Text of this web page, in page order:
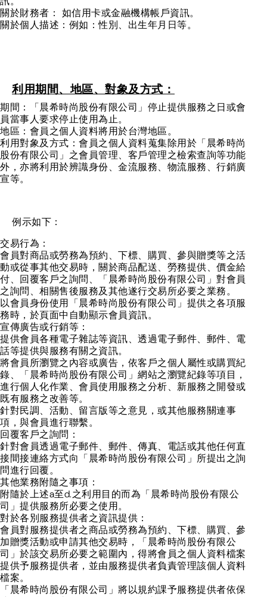
關於財務者： 如信用卡或金融機構帳戶資訊。
關於個人描述：例如：性別、出生年月日等。
利用期間、地區、對象及方式：
期間：「晨希時尚股份有限公司」停止提供服務之日或會
員當事人要求停止使用為止。
地區：會員之個人資料將用於台灣地區。
利用對象及方式：會員之個人資料蒐集除用於「晨希時尚
股份有限公司」之會員管理、客戶管理之檢索查詢等功能
外，亦將利用於辨識身份、金流服務、物流服務、行銷廣
宣等。
例示如下：
交易行為：
會員對商品或勞務為預約、下標、購買、參與贈獎等之活
動或從事其他交易時，關於商品配送、勞務提供、價金給
付、回覆客戶之詢問、「晨希時尚股份有限公司」對會員
之詢問、相關售後服務及其他遂行交易所必要之業務。
以會員身份使用「晨希時尚股份有限公司」提供之各項服
務時，於頁面中自動顯示會員資訊。
宣傳廣告或行銷等：
提供會員各種電子雜誌等資訊、透過電子郵件、郵件、電
話等提供與服務有關之資訊。
將會員所瀏覽之內容或廣告，依客戶之個人屬性或購買紀
錄、「晨希時尚股份有限公司」網站之瀏覽紀錄等項目，
進行個人化作業、會員使用服務之分析、新服務之開發或
既有服務之改善等。
針對民調、活動、留言版等之意見，或其他服務關連事
項，與會員進行聯繫。
回覆客戶之詢問：
針對會員透過電子郵件、郵件、傳真、電話或其他任何直
接間接連絡方式向「晨希時尚股份有限公司」所提出之詢
問進行回覆。
其他業務附隨之事項：
附隨於上述a至d.之利用目的而為「晨希時尚股份有限公
司」提供服務所必要之使用。
對於各別服務提供者之資訊提供：
會員對服務提供者之商品或勞務為預約、下標、購買、參
加贈獎活動或申請其他交易時，「晨希時尚股份有限公
司」於該交易所必要之範圍內，得將會員之個人資料檔案
提供予服務提供者，並由服務提供者負責管理該個人資料
檔案。
「晨希時尚股份有限公司」將以規約課予服務提供者依保